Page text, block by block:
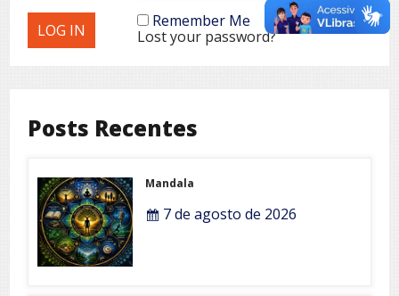
Remember Me
Lost your password?
Posts Recentes
Mandala
7 de agosto de 2026